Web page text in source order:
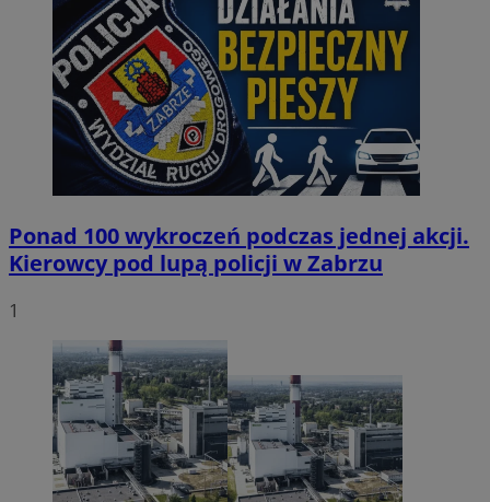
Ponad 100 wykroczeń podczas jednej akcji.
Kierowcy pod lupą policji w Zabrzu
1